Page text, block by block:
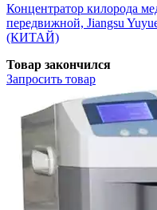
Концентратор килорода
передвижной, Jiangsu
(КИТАЙ)
Товар закончился
Запросить товар